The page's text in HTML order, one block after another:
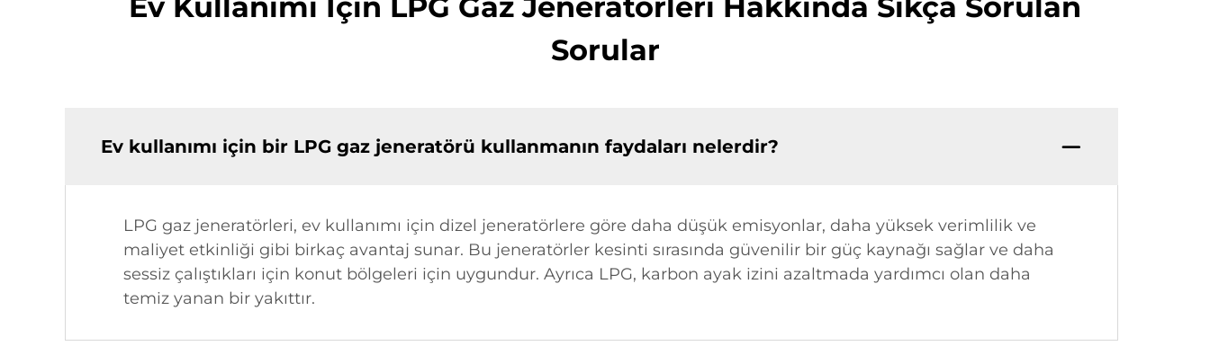
Sorular
Ev kullanımı için bir LPG gaz jeneratörü kullanmanın faydaları nelerdir?
LPG gaz jeneratörleri, ev kullanımı için dizel jeneratörlere göre daha düşük emisyonlar, daha yüksek verimlilik ve
maliyet etkinliği gibi birkaç avantaj sunar. Bu jeneratörler kesinti sırasında güvenilir bir güç kaynağı sağlar ve daha
sessiz çalıştıkları için konut bölgeleri için uygundur. Ayrıca LPG, karbon ayak izini azaltmada yardımcı olan daha
temiz yanan bir yakıttır.